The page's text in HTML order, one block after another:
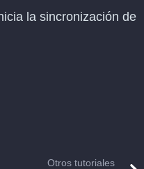
la sincronización de
Otros tutoriales